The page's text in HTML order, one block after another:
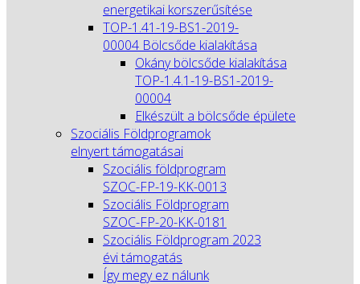
energetikai korszerűsítése
TOP-1.41-19-BS1-2019-
00004 Bölcsőde kialakítása
Okány bölcsőde kialakítása
TOP-1.4.1-19-BS1-2019-
00004
Elkészült a bölcsőde épülete
Szociális Földprogramok
elnyert támogatásai
Szociális földprogram
SZOC-FP-19-KK-0013
Szociális Földprogram
SZOC-FP-20-KK-0181
Szociális Földprogram 2023
évi támogatás
Így megy ez nálunk